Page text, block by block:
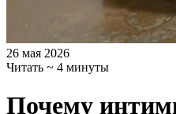
26 мая 2026
Читать ~ 4 минуты
Почему